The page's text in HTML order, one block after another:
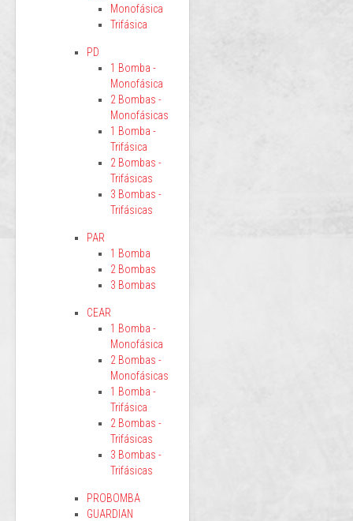
Monofásica
Trifásica
PD
1 Bomba -
Monofásica
2 Bombas -
Monofásicas
1 Bomba -
Trifásica
2 Bombas -
Trifásicas
3 Bombas -
Trifásicas
PAR
1 Bomba
2 Bombas
3 Bombas
CEAR
1 Bomba -
Monofásica
2 Bombas -
Monofásicas
1 Bomba -
Trifásica
2 Bombas -
Trifásicas
3 Bombas -
Trifásicas
PROBOMBA
GUARDIAN